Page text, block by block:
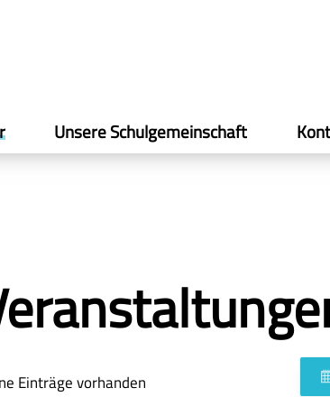
Unsere Schulgemeinschaft
Einträge vorhanden